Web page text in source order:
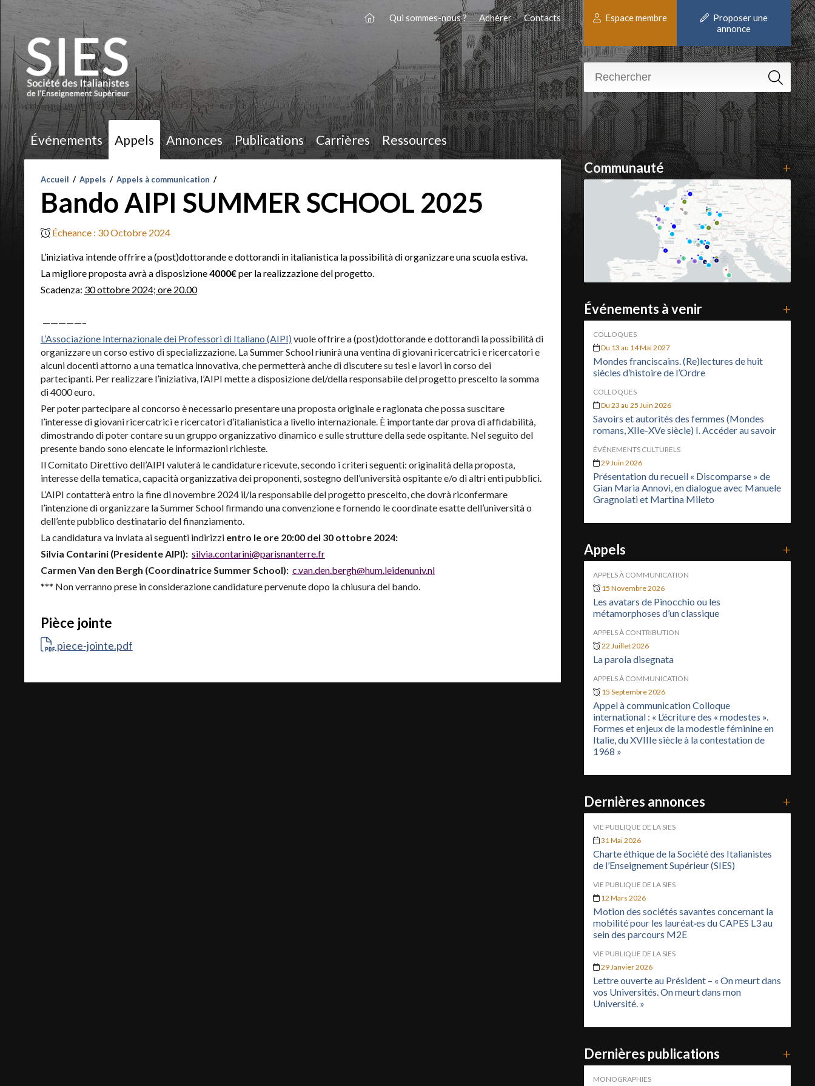
Qui sommes-nous ? Adhérer Contacts
Événements Appels Annonces Publications Carrières Ressources
Espace membre
Proposer une
annonce
Accueil / Appels / Appels à communication /
Bando AIPI SUMMER SCHOOL 2025
Écheance : 30 Octobre 2024
L’iniziativa intende offrire a (post)dottorande e dottorandi in italianistica la possibilità di organizzare una scuola estiva.
La migliore proposta avrà a disposizione4000€per la realizzazione del progetto.
Scadenza: 30 ottobre 2024; ore 20.00
—————–
L’Associazione Internazionale dei Professori di Italiano (AIPI) vuole offrire a (post)dottorande e dottorandi la possibilità di
organizzare un corso estivo di specializzazione. La Summer School riunirà una ventina di giovani ricercatrici e ricercatori e
alcuni docenti attorno a una tematica innovativa, che permetterà anche di discutere su tesi e lavori in corso dei
partecipanti. Per realizzare l’iniziativa, l’AIPI mette a disposizione del/della responsabile del progetto prescelto la somma
di 4000 euro.
Per poter partecipare al concorso è necessario presentare una proposta originale e ragionata che possa suscitare
l’interesse di giovani ricercatrici e ricercatori d’italianistica a livello internazionale. È importante dar prova di affidabilità,
dimostrando di poter contare su un gruppo organizzativo dinamico e sulle strutture della sede ospitante. Nel seguito del
presente bando sono elencate le informazioni richieste.
Il Comitato Direttivo dell’AIPI valuterà le candidature ricevute, secondo i criteri seguenti: originalità della proposta,
interesse della tematica, capacità organizzativa dei proponenti, sostegno dell’università ospitante e/o di altri enti pubblici.
L’AIPI contatterà entro la fine di novembre 2024 il/la responsabile del progetto prescelto, che dovrà riconfermare
l’intenzione di organizzare la Summer School firmando una convenzione e fornendo le coordinate esatte dell’università o
dell’ente pubblico destinatario del finanziamento.
La candidatura va inviata ai seguenti indirizzi entro le ore 20:00 del 30 ottobre 2024:
Silvia Contarini (Presidente AIPI): silvia.contarini@parisnanterre.fr
Carmen Van den Bergh (Coordinatrice Summer School): c.van.den.bergh@hum.leidenuniv.nl
*** Non verranno prese in considerazione candidature pervenute dopo la chiusura del bando.
Pièce jointe
piece-jointe.pdf
Communauté +
Événements à venir +
COLLOQUES
Du 13 au 14 Mai 2027
Mondes franciscains. (Re)lectures de huit
siècles d’histoire de l’Ordre
COLLOQUES
Du 23 au 25 Juin 2026
Savoirs et autorités des femmes (Mondes
romans, XIIe-XVe siècle) I. Accéder au savoir
ÉVÉNEMENTS CULTURELS
29 Juin 2026
Présentation du recueil « Discomparse » de
Gian Maria Annovi, en dialogue avec Manuele
Gragnolati et Martina Mileto
Appels +
APPELS À COMMUNICATION
15 Novembre 2026
Les avatars de Pinocchio ou les
métamorphoses d’un classique
APPELS À CONTRIBUTION
22 Juillet 2026
La parola disegnata
APPELS À COMMUNICATION
15 Septembre 2026
Appel à communication Colloque
international : « L’écriture des « modestes ».
Formes et enjeux de la modestie féminine en
Italie, du XVIIIe siècle à la contestation de
1968 »
Dernières annonces +
VIE PUBLIQUE DE LA SIES
31 Mai 2026
Charte éthique de la Société des Italianistes
de l’Enseignement Supérieur (SIES)
VIE PUBLIQUE DE LA SIES
12 Mars 2026
Motion des sociétés savantes concernant la
mobilité pour les lauréat·es du CAPES L3 au
sein des parcours M2E
VIE PUBLIQUE DE LA SIES
29 Janvier 2026
Lettre ouverte au Président – « On meurt dans
vos Universités. On meurt dans mon
Université. »
Dernières publications +
MONOGRAPHIES